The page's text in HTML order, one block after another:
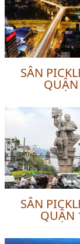
SÂN
SÂN
QUẬN